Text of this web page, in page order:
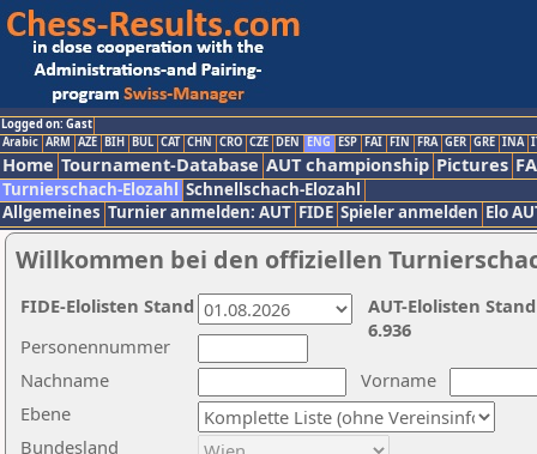
Logged on: Gast
Arabic ARM AZE BIH BUL CAT CHN CRO CZE DEN ENG ESP FAI FIN FRA GER GRE INA
Home Tournament-Database AUT championship Pictures
Turnierschach-Elozahl Schnellschach-Elozahl
Allgemeines Turnier anmelden: AUT FIDE Spieler anmelden Elo
Willkommen bei den offiziellen
Nachname
Vorname
Ebene
Personennummer
Bundesland
AUT-Elolisten
6.936
FIDE-Elolisten Stand